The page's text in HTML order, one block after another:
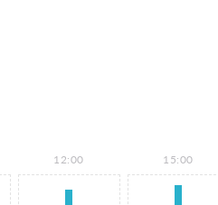
12:00 15:00